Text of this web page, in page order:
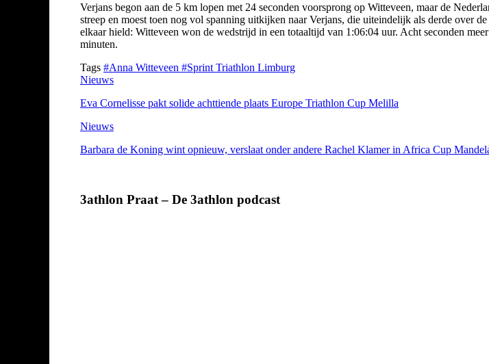
Verjans begon aan de 5 km lopen met 24 seconden voorsprong op Witteveen, maar de
streep en moest toen nog vol spanning uitkijken naar Verjans, die uiteindelijk als derde over
elkaar hield: Witteveen won de wedstrijd in een totaaltijd van 1:06:04 uur. Acht seconden
minuten.
Tags #Anna Witteveen #Sprint Triathlon Limburg
Nieuws
Eva Cornelisse pakt solide achttiende plaats Europe Triathlon Cup Melilla
Nieuws
Barbara de Koning wint opnieuw, verslaat onder andere Rachel Klamer in Africa Cup
3athlon Praat – De 3athlon podcast